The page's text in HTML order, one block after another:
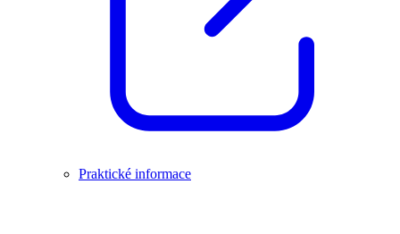
Praktické informace